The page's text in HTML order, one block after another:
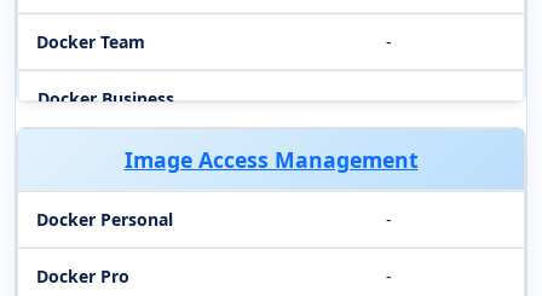
-
Image Access Management
-
-